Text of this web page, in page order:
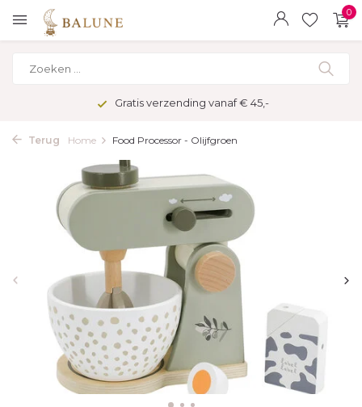
0
Gratis verzending vanaf € 45,-
Terug Home Food Processor - Olijfgroen